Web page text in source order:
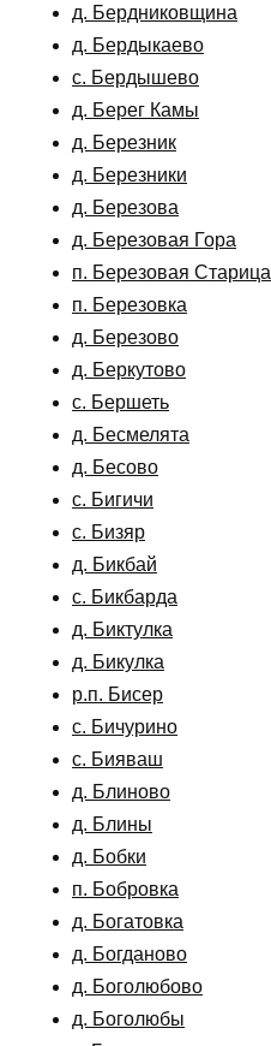
д. Бердниковщина
д. Бердыкаево
с. Бердышево
д. Берег Камы
д. Березник
д. Березники
д. Березова
д. Березовая Гора
п. Березовая Старица
п. Березовка
д. Березово
д. Беркутово
с. Бершеть
д. Бесмелята
д. Бесово
с. Бигичи
с. Бизяр
д. Бикбай
с. Бикбарда
д. Биктулка
д. Бикулка
р.п. Бисер
с. Бичурино
с. Бияваш
д. Блиново
д. Блины
д. Бобки
п. Бобровка
д. Богатовка
д. Богданово
д. Боголюбово
д. Боголюбы